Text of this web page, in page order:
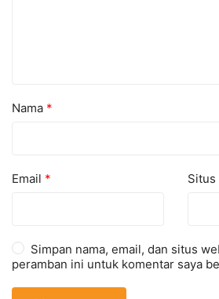
Nama *
Email * Situs
Simpan nama, email, dan situs
peramban ini untuk komentar saya